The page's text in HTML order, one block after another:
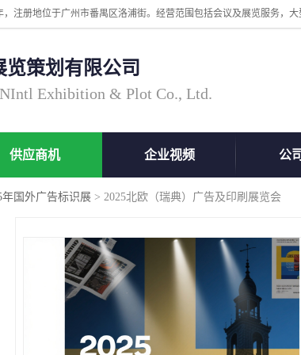
览策划有限公司
Exhibition & Plot Co., Ltd.
供应商机 企业视频 公
年国外广告标识展 > 2025北欧（瑞典）广告及印刷展览会